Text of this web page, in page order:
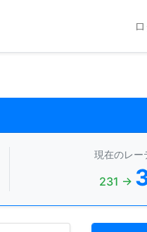
現在のレー
231 →